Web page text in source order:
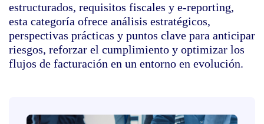
estructurados, requisitos fiscales y e‑reporting,
esta categoría ofrece análisis estratégicos,
perspectivas prácticas y puntos clave para anticipar
riesgos, reforzar el cumplimiento y optimizar los
flujos de facturación en un entorno en evolución.